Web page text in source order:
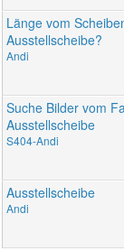
Länge vom
Ausstellscheibe?
Andi
Suche Bilder vom
Ausstellscheibe
S404-Andi
Ausstellscheibe
Andi